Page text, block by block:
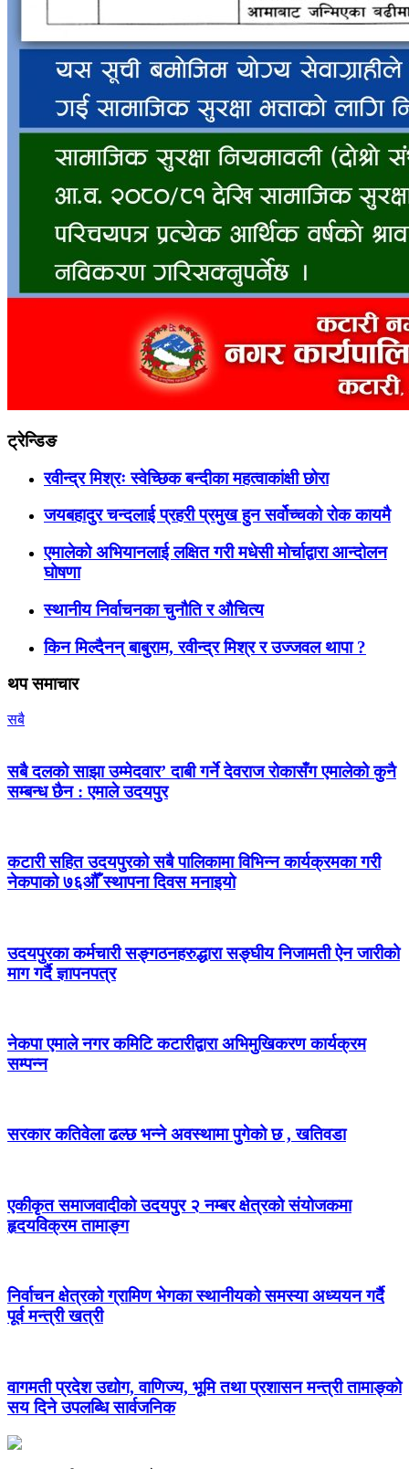
ट्रेन्डिङ
रवीन्द्र मिश्रः स्वेच्छिक बन्दीका महत्वाकांक्षी छोरा
जयबहादुर चन्दलाई प्रहरी प्रमुख हुन सर्वोच्चको रोक कायमै
एमालेको अभियानलाई लक्षित गरी मधेसी मोर्चाद्वारा आन्दोलन
घोषणा
स्थानीय निर्वाचनका चुनौति र औचित्य
किन मिल्दैनन् बाबुराम, रवीन्द्र मिश्र र उज्जवल थापा ?
थप समाचार
सबै
सबै दलको साझा उम्मेदवार’ दाबी गर्ने देवराज रोकासँग एमालेको कुनै
सम्बन्ध छैन : एमाले उदयपुर
कटारी सहित उदयपुरको सबै पालिकामा विभिन्न कार्यक्रमका गरी
नेकपाको ७६औँ स्थापना दिवस मनाइयो
उदयपुरका कर्मचारी सङ्गठनहरुद्धारा सङ्घीय निजामती ऐन जारीको
माग गर्दै ज्ञापनपत्र
नेकपा एमाले नगर कमिटि कटारीद्वारा अभिमुखिकरण कार्यक्रम
सम्पन्न
सरकार कतिवेला ढल्छ भन्ने अवस्थामा पुगेको छ , खतिवडा
एकीकृत समाजवादीको उदयपुर २ नम्बर क्षेत्रको संयोजकमा
हृदयविक्रम तामाङ्ग
निर्वाचन क्षेत्रको ग्रामिण भेगका स्थानीयको समस्या अध्ययन गर्दै
पूर्व मन्त्री खत्री
वागमती प्रदेश उद्योग, वाणिज्य, भूमि तथा प्रशासन मन्त्री तामाङ्को
सय दिने उपलब्धि सार्वजनिक